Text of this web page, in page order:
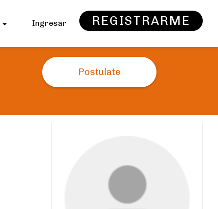
Ingresar REGISTRARME
Postulate